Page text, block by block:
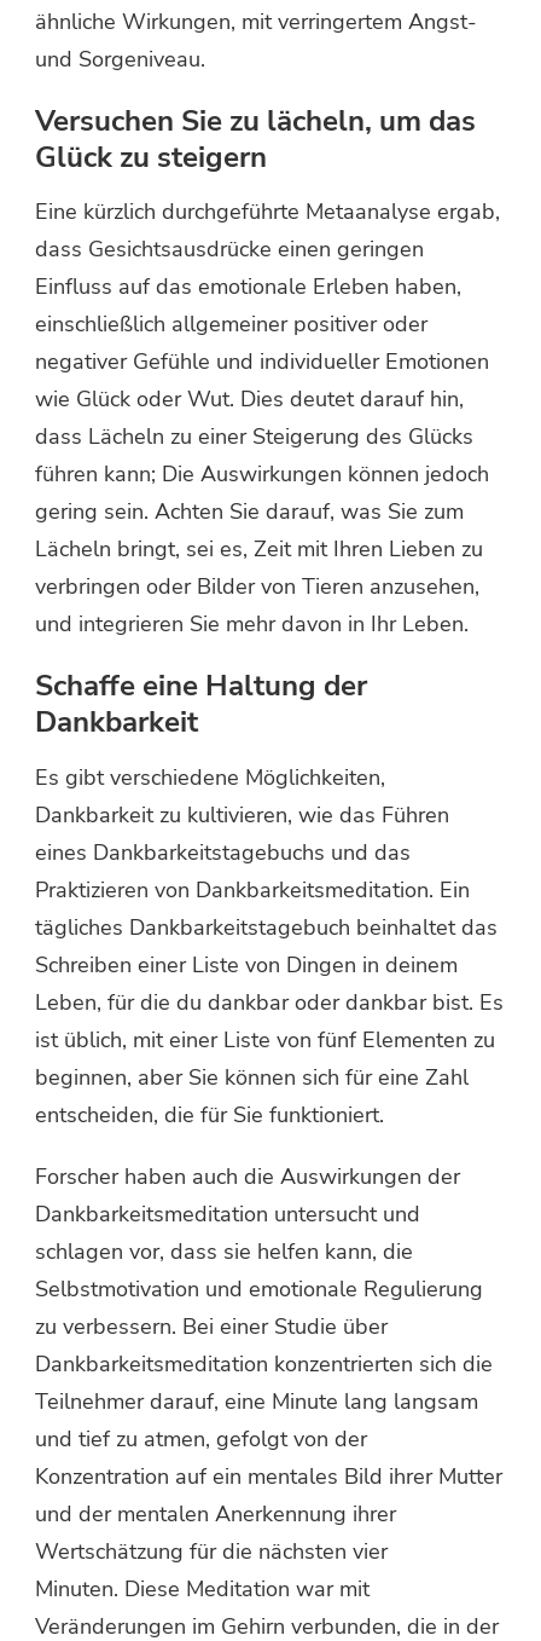
ähnliche Wirkungen, mit verringertem Angst-
und Sorgeniveau.
Versuchen Sie zu lächeln, um das
Glück zu steigern
Eine kürzlich durchgeführte Metaanalyse ergab,
dass Gesichtsausdrücke einen geringen
Einfluss auf das emotionale Erleben haben,
einschließlich allgemeiner positiver oder
negativer Gefühle und individueller Emotionen
wie Glück oder Wut. Dies deutet darauf hin,
dass Lächeln zu einer Steigerung des Glücks
führen kann; Die Auswirkungen können jedoch
gering sein. Achten Sie darauf, was Sie zum
Lächeln bringt, sei es, Zeit mit Ihren Lieben zu
verbringen oder Bilder von Tieren anzusehen,
und integrieren Sie mehr davon in Ihr Leben.
Schaffe eine Haltung der
Dankbarkeit
Es gibt verschiedene Möglichkeiten,
Dankbarkeit zu kultivieren, wie das Führen
eines Dankbarkeitstagebuchs und das
Praktizieren von Dankbarkeitsmeditation. Ein
tägliches Dankbarkeitstagebuch beinhaltet das
Schreiben einer Liste von Dingen in deinem
Leben, für die du dankbar oder dankbar bist. Es
ist üblich, mit einer Liste von fünf Elementen zu
beginnen, aber Sie können sich für eine Zahl
entscheiden, die für Sie funktioniert.
Forscher haben auch die Auswirkungen der
Dankbarkeitsmeditation untersucht und
schlagen vor, dass sie helfen kann, die
Selbstmotivation und emotionale Regulierung
zu verbessern. Bei einer Studie über
Dankbarkeitsmeditation konzentrierten sich die
Teilnehmer darauf, eine Minute lang langsam
und tief zu atmen, gefolgt von der
Konzentration auf ein mentales Bild ihrer Mutter
und der mentalen Anerkennung ihrer
Wertschätzung für die nächsten vier
Minuten. Diese Meditation war mit
Veränderungen im Gehirn verbunden, die in der